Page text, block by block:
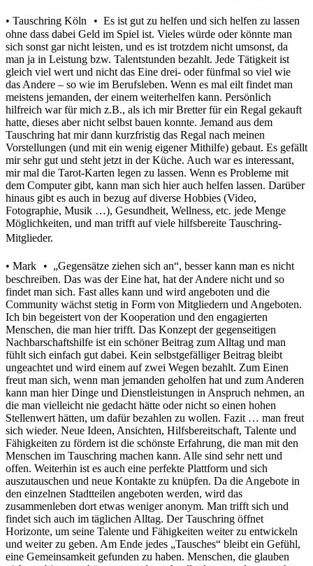
• Tauschring Köln • Es ist gut zu helfen und sich helfen zu lassen
ohne dass dabei Geld im Spiel ist. Vieles würde oder könnte man
sich sonst gar nicht leisten, und es ist trotzdem nicht umsonst, da
man ja in Leistung bzw. Talentstunden bezahlt. Jede Tätigkeit ist
gleich viel wert und nicht das Eine drei- oder fünfmal so viel wie
das Andere – so wie im Berufsleben. Wenn es mal eilt findet man
meistens jemanden, der einem weiterhelfen kann. Persönlich
hilfreich war für mich z.B., als ich mir Bretter für ein Regal gekauft
hatte, dieses aber nicht selbst bauen konnte. Jemand aus dem
Tauschring hat mir dann kurzfristig das Regal nach meinen
Vorstellungen (und mit ein wenig eigener Mithilfe) gebaut. Es gefällt
mir sehr gut und steht jetzt in der Küche. Auch war es interessant,
mir mal die Tarot-Karten legen zu lassen. Wenn es Probleme mit
dem Computer gibt, kann man sich hier auch helfen lassen. Darüber
hinaus gibt es auch in bezug auf diverse Hobbies (Video,
Fotographie, Musik …), Gesundheit, Wellness, etc. jede Menge
Möglichkeiten, und man trifft auf viele hilfsbereite Tauschring-
Mitglieder.
• Mark • „Gegensätze ziehen sich an“, besser kann man es nicht
beschreiben. Das was der Eine hat, hat der Andere nicht und so
findet man sich. Fast alles kann und wird angeboten und die
Community wächst stetig in Form von Mitgliedern und Angeboten.
Ich bin begeistert von der Kooperation und den engagierten
Menschen, die man hier trifft. Das Konzept der gegenseitigen
Nachbarschaftshilfe ist ein schöner Beitrag zum Alltag und man
fühlt sich einfach gut dabei. Kein selbstgefälliger Beitrag bleibt
ungeachtet und wird einem auf zwei Wegen bezahlt. Zum Einen
freut man sich, wenn man jemanden geholfen hat und zum Anderen
kann man hier Dinge und Dienstleistungen in Anspruch nehmen, an
die man vielleicht nie gedacht hätte oder nicht so einen hohen
Stellenwert hätten, um dafür bezahlen zu wollen. Fazit … man freut
sich wieder. Neue Ideen, Ansichten, Hilfsbereitschaft, Talente und
Fähigkeiten zu fördern ist die schönste Erfahrung, die man mit den
Menschen im Tauschring machen kann. Alle sind sehr nett und
offen. Weiterhin ist es auch eine perfekte Plattform und sich
auszutauschen und neue Kontakte zu knüpfen. Da die Angebote in
den einzelnen Stadtteilen angeboten werden, wird das
zusammenleben dort etwas weniger anonym. Man trifft sich und
findet sich auch im täglichen Alltag. Der Tauschring öffnet
Horizonte, um seine Talente und Fähigkeiten weiter zu entwickeln
und weiter zu geben. Am Ende jedes „Tausches“ bleibt ein Gefühl,
eine Gemeinsamkeit gefunden zu haben. Menschen, die glauben